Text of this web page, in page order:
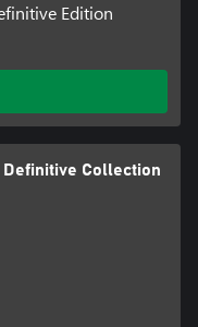
Edition
Collection